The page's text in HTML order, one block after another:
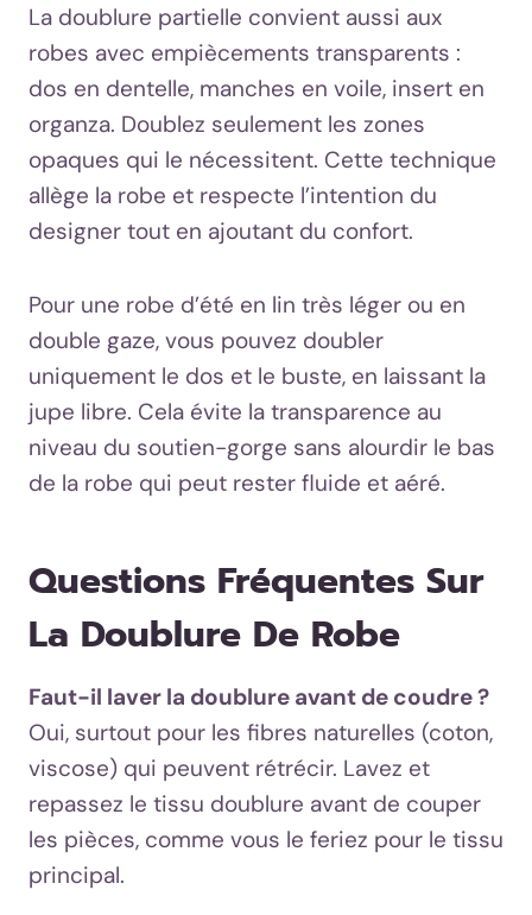
La doublure partielle convient aussi aux
robes avec empiècements transparents :
dos en dentelle, manches en voile, insert en
organza. Doublez seulement les zones
opaques qui le nécessitent. Cette technique
allège la robe et respecte l’intention du
designer tout en ajoutant du confort.
Pour une robe d’été en lin très léger ou en
double gaze, vous pouvez doubler
uniquement le dos et le buste, en laissant la
jupe libre. Cela évite la transparence au
niveau du soutien-gorge sans alourdir le bas
de la robe qui peut rester fluide et aéré.
Questions Fréquentes Sur
La Doublure De Robe
Faut-il laver la doublure avant de coudre ?
Oui, surtout pour les fibres naturelles (coton,
viscose) qui peuvent rétrécir. Lavez et
repassez le tissu doublure avant de couper
les pièces, comme vous le feriez pour le tissu
principal.